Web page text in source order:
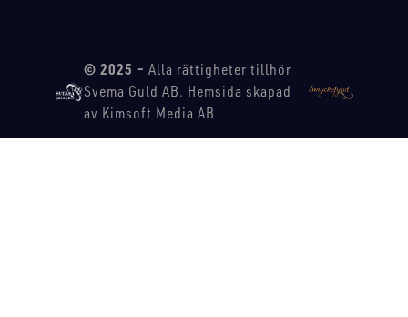
© 2025 – Alla rättigheter tillhör
Svema Guld AB. Hemsida skapad
av Kimsoft Media AB